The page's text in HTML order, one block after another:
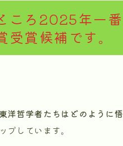
ころ2025年一
受賞候補です。
東洋哲学者たちはどのように
プしています。